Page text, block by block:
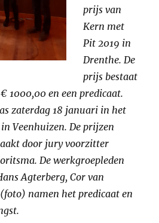
prijs van
Kern met
Pit 2019 in
Drenthe. De
prijs bestaat
1000,00 en een predicaat.
zaterdag 18 januari in het
Veenhuizen. De prijzen
door jury voorzitter
De werkgroepleden
Agterberg, Cor van
namen het predicaat en